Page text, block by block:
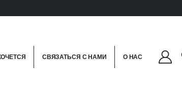
СВЯЗАТЬСЯ С НАМИ О НАС